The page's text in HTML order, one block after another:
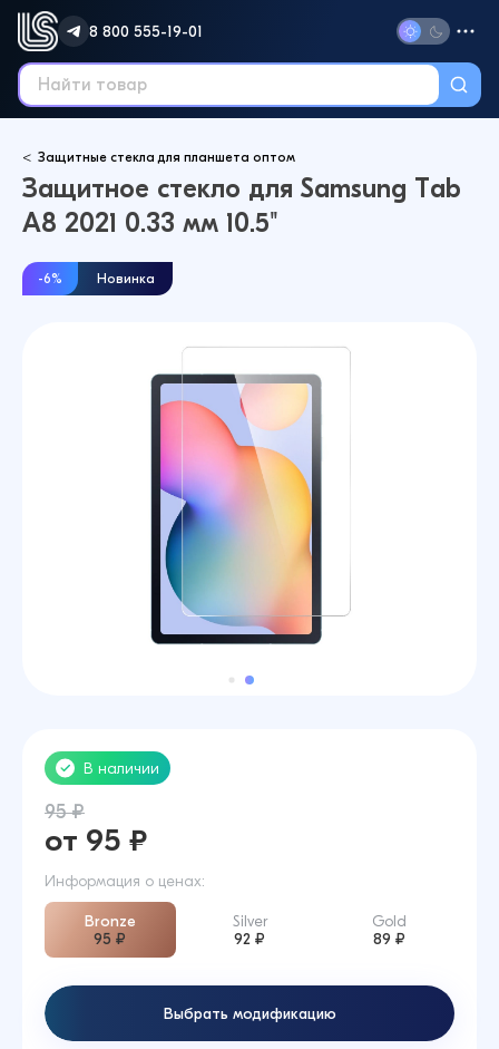
8 800 555-19-01
Защитные стекла для планшета оптом
Защитное стекло для Samsung Tab
A8 2021 0.33 мм 10.5"
-6% Новинка
В наличии
95 ₽
от 95 ₽
Информация о ценах:
Bronze
95 ₽
Silver
92 ₽
Gold
89 ₽
Выбрать модификацию